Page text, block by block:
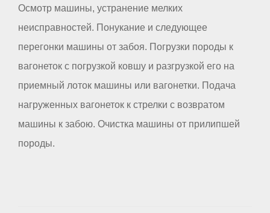
Осмотр машины, устранение мелких
неисправностей. Понукание и следующее
перегонки машины от забоя. Погрузки породы к
вагонеток с погрузкой ковшу и разгрузкой его на
приемный лоток машины или вагонетки. Подача
нагруженных вагонеток к стрелки с возвратом
машины к забою. Очистка машины от прилипшей
породы.